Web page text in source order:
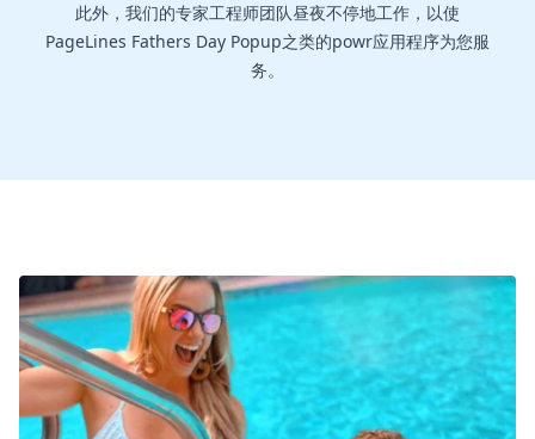
此外，我们的专家工程师团队昼夜不停地工作，以使
PageLines Fathers Day Popup之类的powr应用程序为您服
务。